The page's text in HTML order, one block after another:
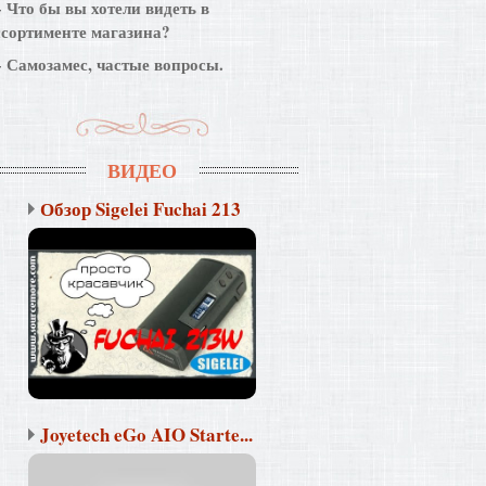
Что бы вы хотели видеть в
магазина?
Самозамес, частые вопросы.
ВИДЕО
Обзор Sigelei Fuchai 213
Joyetech eGo AIO Starte...